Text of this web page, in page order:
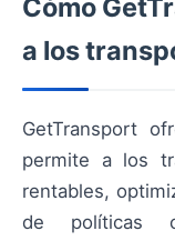
Cómo
a los
GetTransport
permite a los
rentables,
de políticas